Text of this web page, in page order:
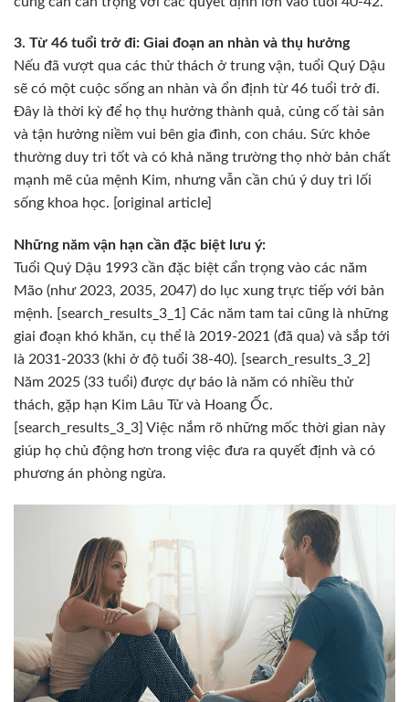
3. Từ 46 tuổi trở đi: Giai đoạn an nhàn và thụ hưởng
Nếu đã vượt qua các thử thách ở trung vận, tuổi Quý Dậu
sẽ có một cuộc sống an nhàn và ổn định từ 46 tuổi trở đi.
Đây là thời kỳ để họ thụ hưởng thành quả, củng cố tài sản
và tận hưởng niềm vui bên gia đình, con cháu. Sức khỏe
thường duy trì tốt và có khả năng trường thọ nhờ bản chất
mạnh mẽ của mệnh Kim, nhưng vẫn cần chú ý duy trì lối
sống khoa học. [original article]
Những năm vận hạn cần đặc biệt lưu ý:
Tuổi Quý Dậu 1993 cần đặc biệt cẩn trọng vào các năm
Mão (như 2023, 2035, 2047) do lục xung trực tiếp với bản
mệnh. [search_results_3_1] Các năm tam tai cũng là những
giai đoạn khó khăn, cụ thể là 2019-2021 (đã qua) và sắp tới
là 2031-2033 (khi ở độ tuổi 38-40). [search_results_3_2]
Năm 2025 (33 tuổi) được dự báo là năm có nhiều thử
thách, gặp hạn Kim Lâu Tử và Hoang Ốc.
[search_results_3_3] Việc nắm rõ những mốc thời gian này
giúp họ chủ động hơn trong việc đưa ra quyết định và có
phương án phòng ngừa.